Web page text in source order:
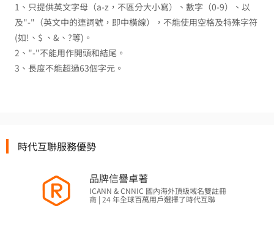
1、只提供英文字母（a-z，不區分大小寫）、數字（0-9）、以
及"-"（英文中的連詞號，即中橫線），不能使用空格及特殊字符
(如!、$ 、&、?等)。
2、"-"不能用作開頭和結尾。
3、長度不能超過63個字元。
時代互聯服務優勢
品牌信譽卓著
ICANN & CNNIC 國內海外頂級域名雙註冊
商 | 24 年全球百萬用戶選擇了時代互聯